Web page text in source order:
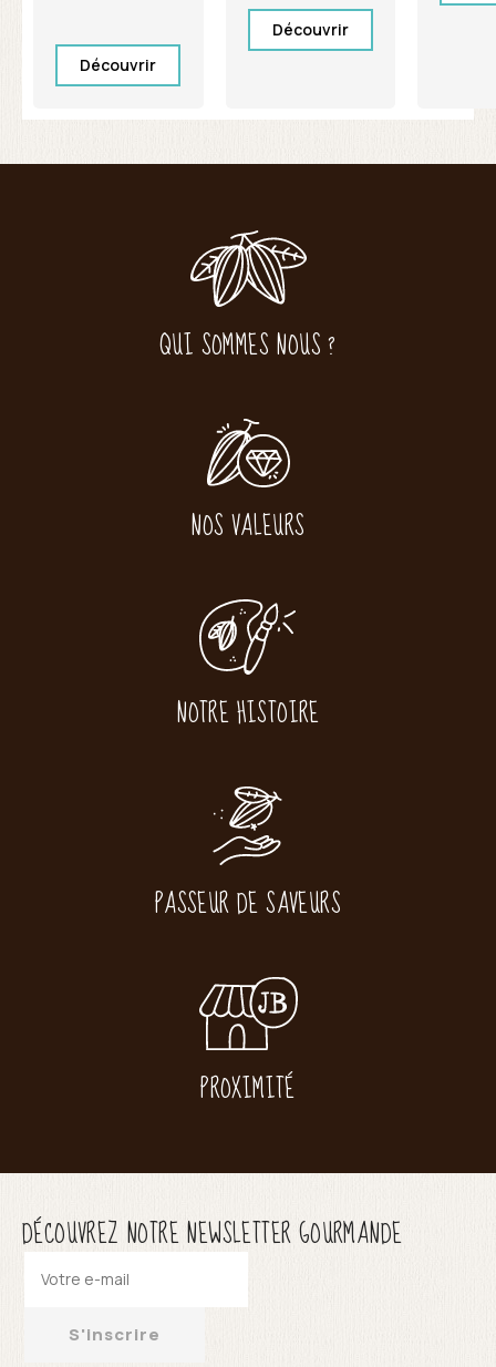
Découvrir
Découvrir
QUI SOMMES NOUS ?
NOS VALEURS
NOTRE HISTOIRE
PASSEUR DE SAVEURS
PROXIMITÉ
DÉCOUVREZ NOTRE NEWSLETTER GOURMANDE
S'inscrire